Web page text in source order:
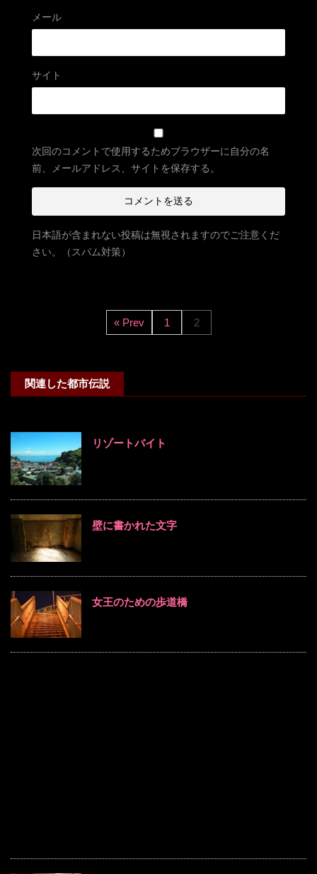
メール
サイト
次回のコメントで使用するためブラウザーに自分の名
前、メールアドレス、サイトを保存する。
日本語が含まれない投稿は無視されますのでご注意くだ
さい。（スパム対策）
« Prev 1 2
関連した都市伝説
リゾートバイト
壁に書かれた文字
女王のための歩道橋